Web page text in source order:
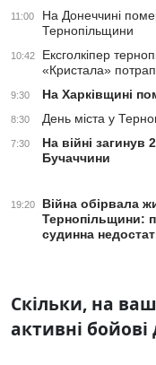
11:00
На Донеччині
Тернопільщини
10:42
Ексголкіпер
«Кристала»
9:30 На Харківщині
8:30 День міста у
7:30
На війні загинув
Бучаччини
19:20
Війна обірвала
Тернопільщини:
судинна
Скільки, на
активні бойові